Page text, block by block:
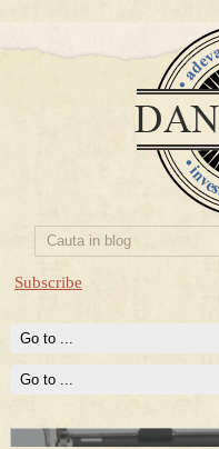
Subscribe
Prima mea carte
Averea Presedintelui:
conturi secrete ale